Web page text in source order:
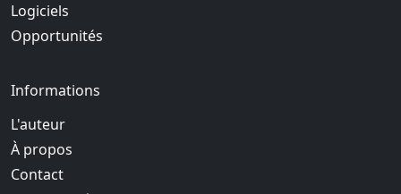
Logiciels
Opportunités
Informations
L'auteur
À propos
Contact